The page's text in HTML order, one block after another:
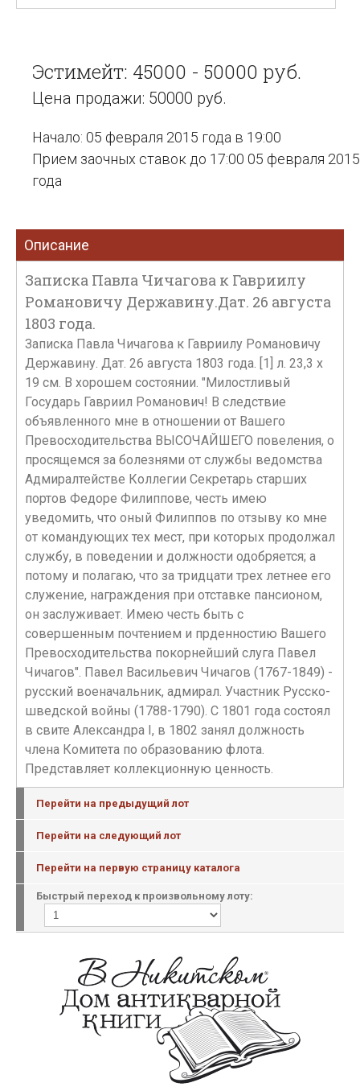
Эстимейт: 45000 - 50000 руб.
Цена продажи: 50000 руб.
Начало: 05 февраля 2015 года в 19:00
Прием заочных ставок до 17:00 05 февраля 2015
года
Описание
Записка Павла Чичагова к Гавриилу
Романовичу Державину.Дат. 26 августа
1803 года.
Записка Павла Чичагова к Гавриилу Романовичу
Державину. Дат. 26 августа 1803 года. [1] л. 23,3 х
19 см. В хорошем состоянии. "Милостливый
Государь Гавриил Романович! В следствие
объявленного мне в отношении от Вашего
Превосходительства ВЫСОЧАЙШЕГО повеления, о
просящемся за болезнями от службы ведомства
Адмиралтействе Коллегии Секретарь старших
портов Федоре Филиппове, честь имею
уведомить, что оный Филиппов по отзыву ко мне
от командующих тех мест, при которых продолжал
службу, в поведении и должности одобряется; а
потому и полагаю, что за тридцати трех летнее его
служение, награждения при отставке пансионом,
он заслуживает. Имею честь быть с
совершенным почтением и прденностию Вашего
Превосходительства покорнейший слуга Павел
Чичагов". Павел Васильевич Чичагов (1767-1849) -
русский военачальник, адмирал. Участник Русско-
шведской войны (1788-1790). С 1801 года состоял
в свите Александра I, в 1802 занял должность
члена Комитета по образованию флота.
Представляет коллекционную ценность.
Перейти на предыдущий лот
Перейти на следующий лот
Перейти на первую страницу каталога
Быстрый переход к произвольному лоту: